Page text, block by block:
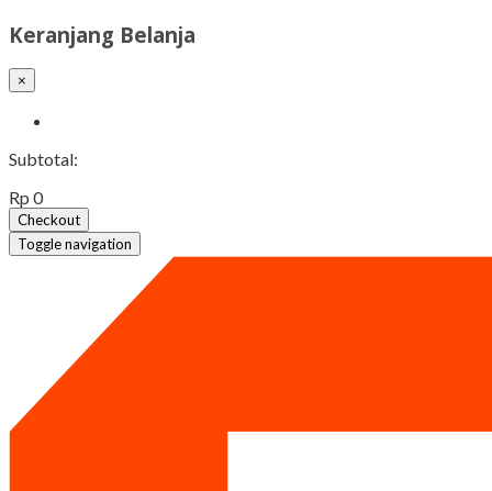
Keranjang Belanja
×
Subtotal:
Rp 0
Checkout
Toggle navigation